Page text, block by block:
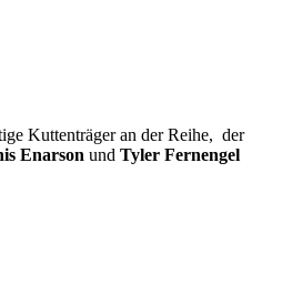
Kuttenträger an der Reihe, der
Enarson und Tyler Fernengel